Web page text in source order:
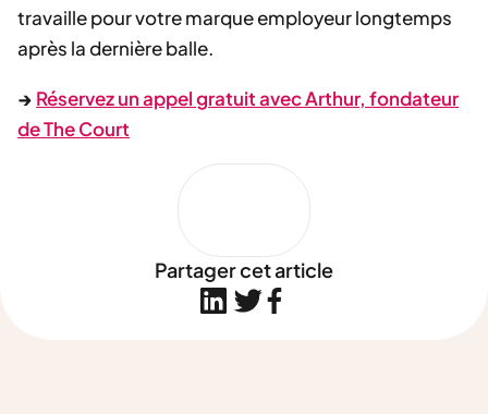
travaille pour votre marque employeur longtemps
après la dernière balle.
→ Réservez un appel gratuit avec Arthur, fondateur
de The Court
Partager cet article